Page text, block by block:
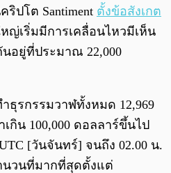
ปโต Santiment ตั้งข้อสังเกต
ญ่เริ่มมีการเคลื่อนไหวมีเห็น
อยู่ที่ประมาณ 22,000
ธุรกรรมวาฬทั้งหมด 12,969
กิน 100,000 ดอลลาร์ขึ้นไป
[วันจันทร์] จนถึง 02.00 น.
นวนที่มากที่สุดตั้งแต่